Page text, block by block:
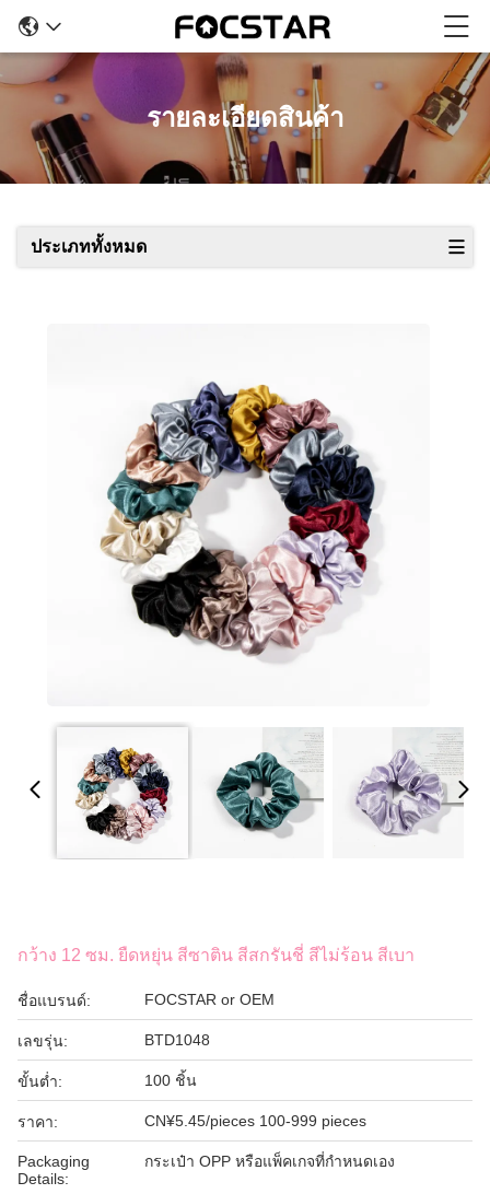
รายละเอียดสินค้า
ประเภททั้งหมด
กว้าง 12 ซม. ยืดหยุ่น สีซาติน สีสกรันชี่ สีไม่ร้อน สีเบา
ชื่อแบรนด์: FOCSTAR or OEM
เลขรุ่น: BTD1048
ขั้นต่ำ: 100 ชิ้น
ราคา: CN¥5.45/pieces 100-999 pieces
Packaging
Details:
กระเป๋า OPP หรือแพ็คเกจที่กำหนดเอง